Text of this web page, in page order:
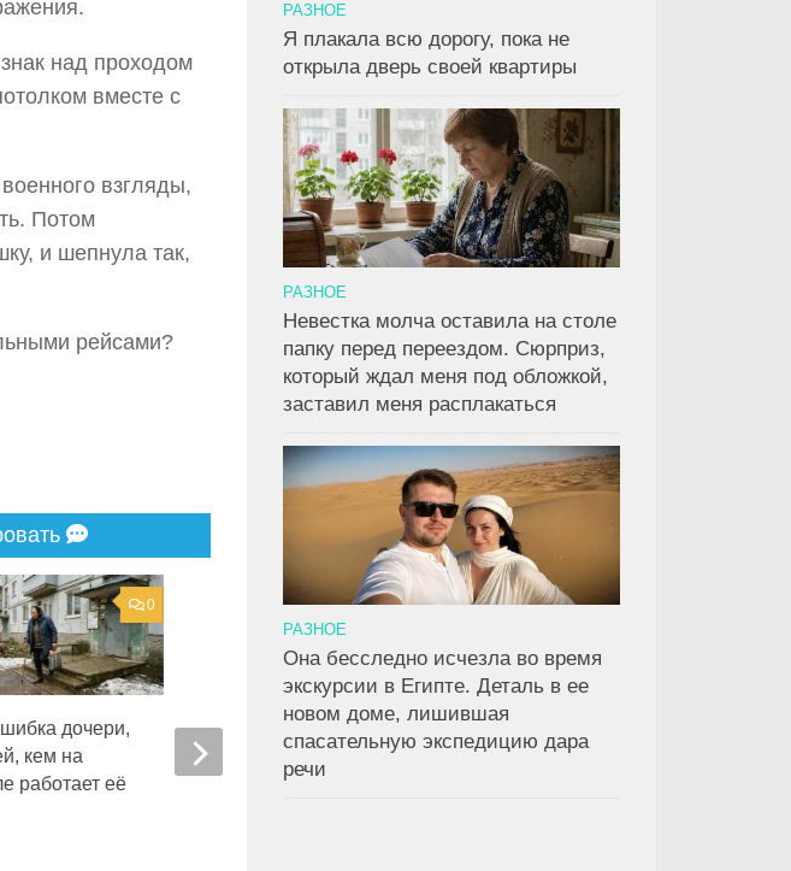
над проходом
вместе с
взгляды,
Потом
и шепнула так,
рейсами?
0
дочери,
кем на
работает её
0
Муж считал, что его мать
просто «придирается к
мелочам». Сюрприз,
почему прикосновение к
РАЗНОЕ
Я плакала всю дорогу, пока не
открыла дверь своей квартиры
РАЗНОЕ
Невестка молча оставила на столе
папку перед переездом. Сюрприз,
который ждал меня под обложкой,
заставил меня расплакаться
РАЗНОЕ
Она бесследно исчезла во время
экскурсии в Египте. Деталь в ее
новом доме, лишившая
спасательную экспедицию дара
речи